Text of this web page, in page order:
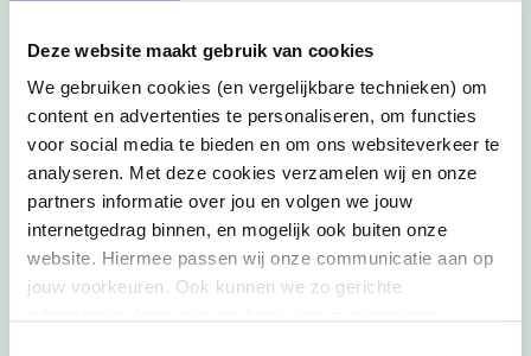
Deze website maakt gebruik van cookies
We gebruiken cookies (en vergelijkbare technieken) om
content en advertenties te personaliseren, om functies
voor social media te bieden en om ons websiteverkeer te
analyseren. Met deze cookies verzamelen wij en onze
partners informatie over jou en volgen we jouw
internetgedrag binnen, en mogelijk ook buiten onze
website. Hiermee passen wij onze communicatie aan op
jouw voorkeuren. Ook kunnen we zo gerichte
2017
Schrijf je in voor onze
nieuwsbrief
Ontvang onze nieuwsbrief, vol inspiratie en
tips. Daarmee ga je akkoord met onze privacy